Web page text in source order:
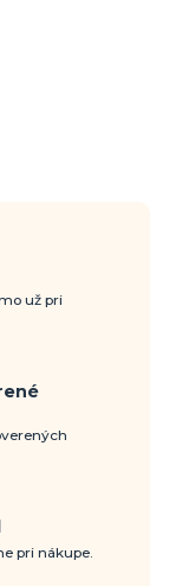
už pri
pri nákupe.